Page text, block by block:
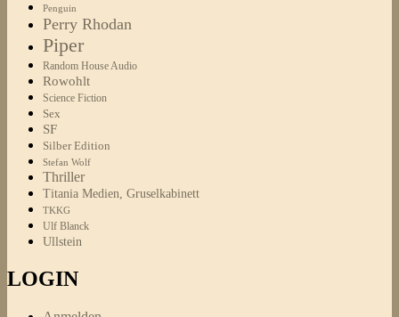
Penguin
Perry Rhodan
Piper
Random House Audio
Rowohlt
Science Fiction
Sex
SF
Silber Edition
Stefan Wolf
Thriller
Titania Medien, Gruselkabinett
TKKG
Ulf Blanck
Ullstein
LOGIN